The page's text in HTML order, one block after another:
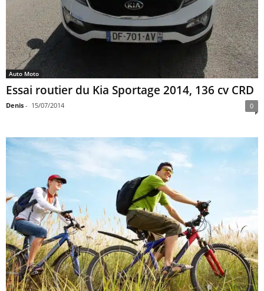
Auto Moto
Essai routier du Kia Sportage 2014, 136 cv CRD
Denis - 15/07/2014 0